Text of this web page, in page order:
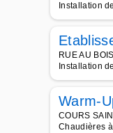
Installation
RUE AU
Installation
Warm-
COURS
Chaudières